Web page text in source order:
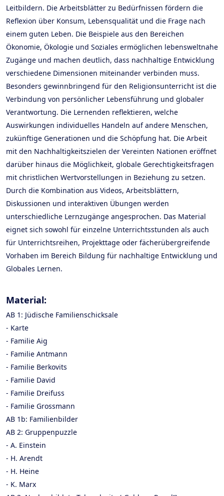
Leitbildern. Die Arbeitsblätter zu Bedürfnissen fördern die
Reflexion über Konsum, Lebensqualität und die Frage nach
einem guten Leben. Die Beispiele aus den Bereichen
Ökonomie, Ökologie und Soziales ermöglichen lebensweltnahe
Zugänge und machen deutlich, dass nachhaltige Entwicklung
verschiedene Dimensionen miteinander verbinden muss.
Besonders gewinnbringend für den Religionsunterricht ist die
Verbindung von persönlicher Lebensführung und globaler
Verantwortung. Die Lernenden reflektieren, welche
Auswirkungen individuelles Handeln auf andere Menschen,
zukünftige Generationen und die Schöpfung hat. Die Arbeit
mit den Nachhaltigkeitszielen der Vereinten Nationen eröffnet
darüber hinaus die Möglichkeit, globale Gerechtigkeitsfragen
mit christlichen Wertvorstellungen in Beziehung zu setzen.
Durch die Kombination aus Videos, Arbeitsblättern,
Diskussionen und interaktiven Übungen werden
unterschiedliche Lernzugänge angesprochen. Das Material
eignet sich sowohl für einzelne Unterrichtsstunden als auch
für Unterrichtsreihen, Projekttage oder fächerübergreifende
Vorhaben im Bereich Bildung für nachhaltige Entwicklung und
Globales Lernen.
Material:
AB 1: Jüdische Familienschicksale
- Karte
- Familie Aig
- Familie Antmann
- Familie Berkovits
- Familie David
- Familie Dreifuss
- Familie Grossmann
AB 1b: Familienbilder
AB 2: Gruppenpuzzle
- A. Einstein
- H. Arendt
- H. Heine
- K. Marx